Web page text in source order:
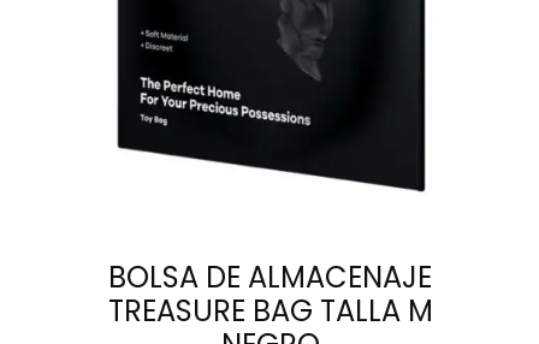
BOLSA DE ALMACENAJE
TREASURE BAG TALLA M